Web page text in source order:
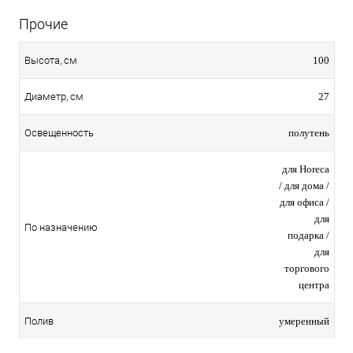
Прочие
Высота, см 100
Диаметр, см 27
Освещенность полутень
По назначению
для Horeca
/ для дома /
для офиса /
для
подарка /
для
торгового
центра
Полив умеренный